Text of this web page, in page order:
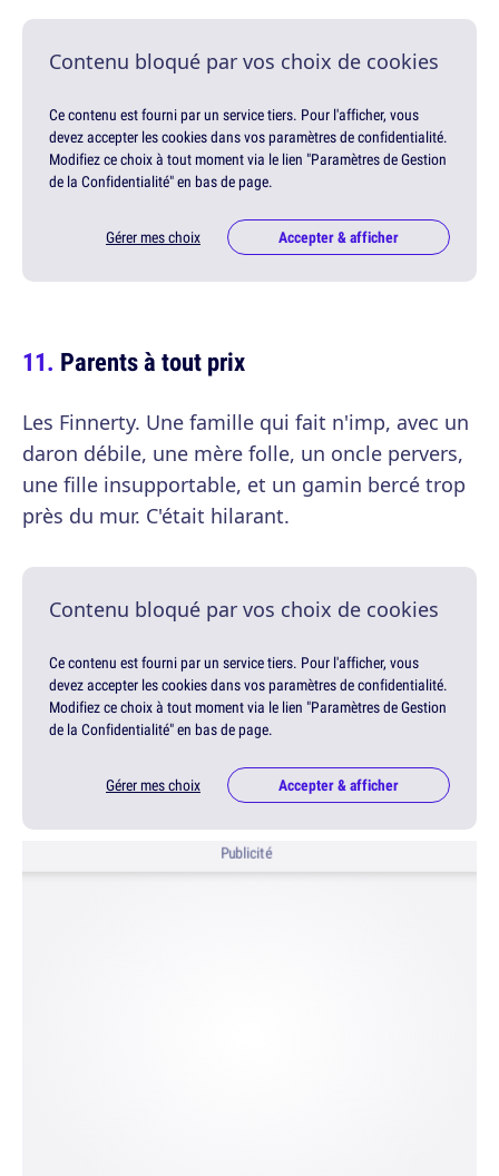
Contenu bloqué par vos choix de cookies
Ce contenu est fourni par un service tiers. Pour l'afficher, vous
devez accepter les cookies dans vos paramètres de confidentialité.
Modifiez ce choix à tout moment via le lien "Paramètres de Gestion
de la Confidentialité" en bas de page.
Gérer mes choix Accepter & afficher
Parents à tout prix
Les Finnerty. Une famille qui fait n'imp, avec un
daron débile, une mère folle, un oncle pervers,
une fille insupportable, et un gamin bercé trop
près du mur. C'était hilarant.
Contenu bloqué par vos choix de cookies
Ce contenu est fourni par un service tiers. Pour l'afficher, vous
devez accepter les cookies dans vos paramètres de confidentialité.
Modifiez ce choix à tout moment via le lien "Paramètres de Gestion
de la Confidentialité" en bas de page.
Gérer mes choix Accepter & afficher
Publicité